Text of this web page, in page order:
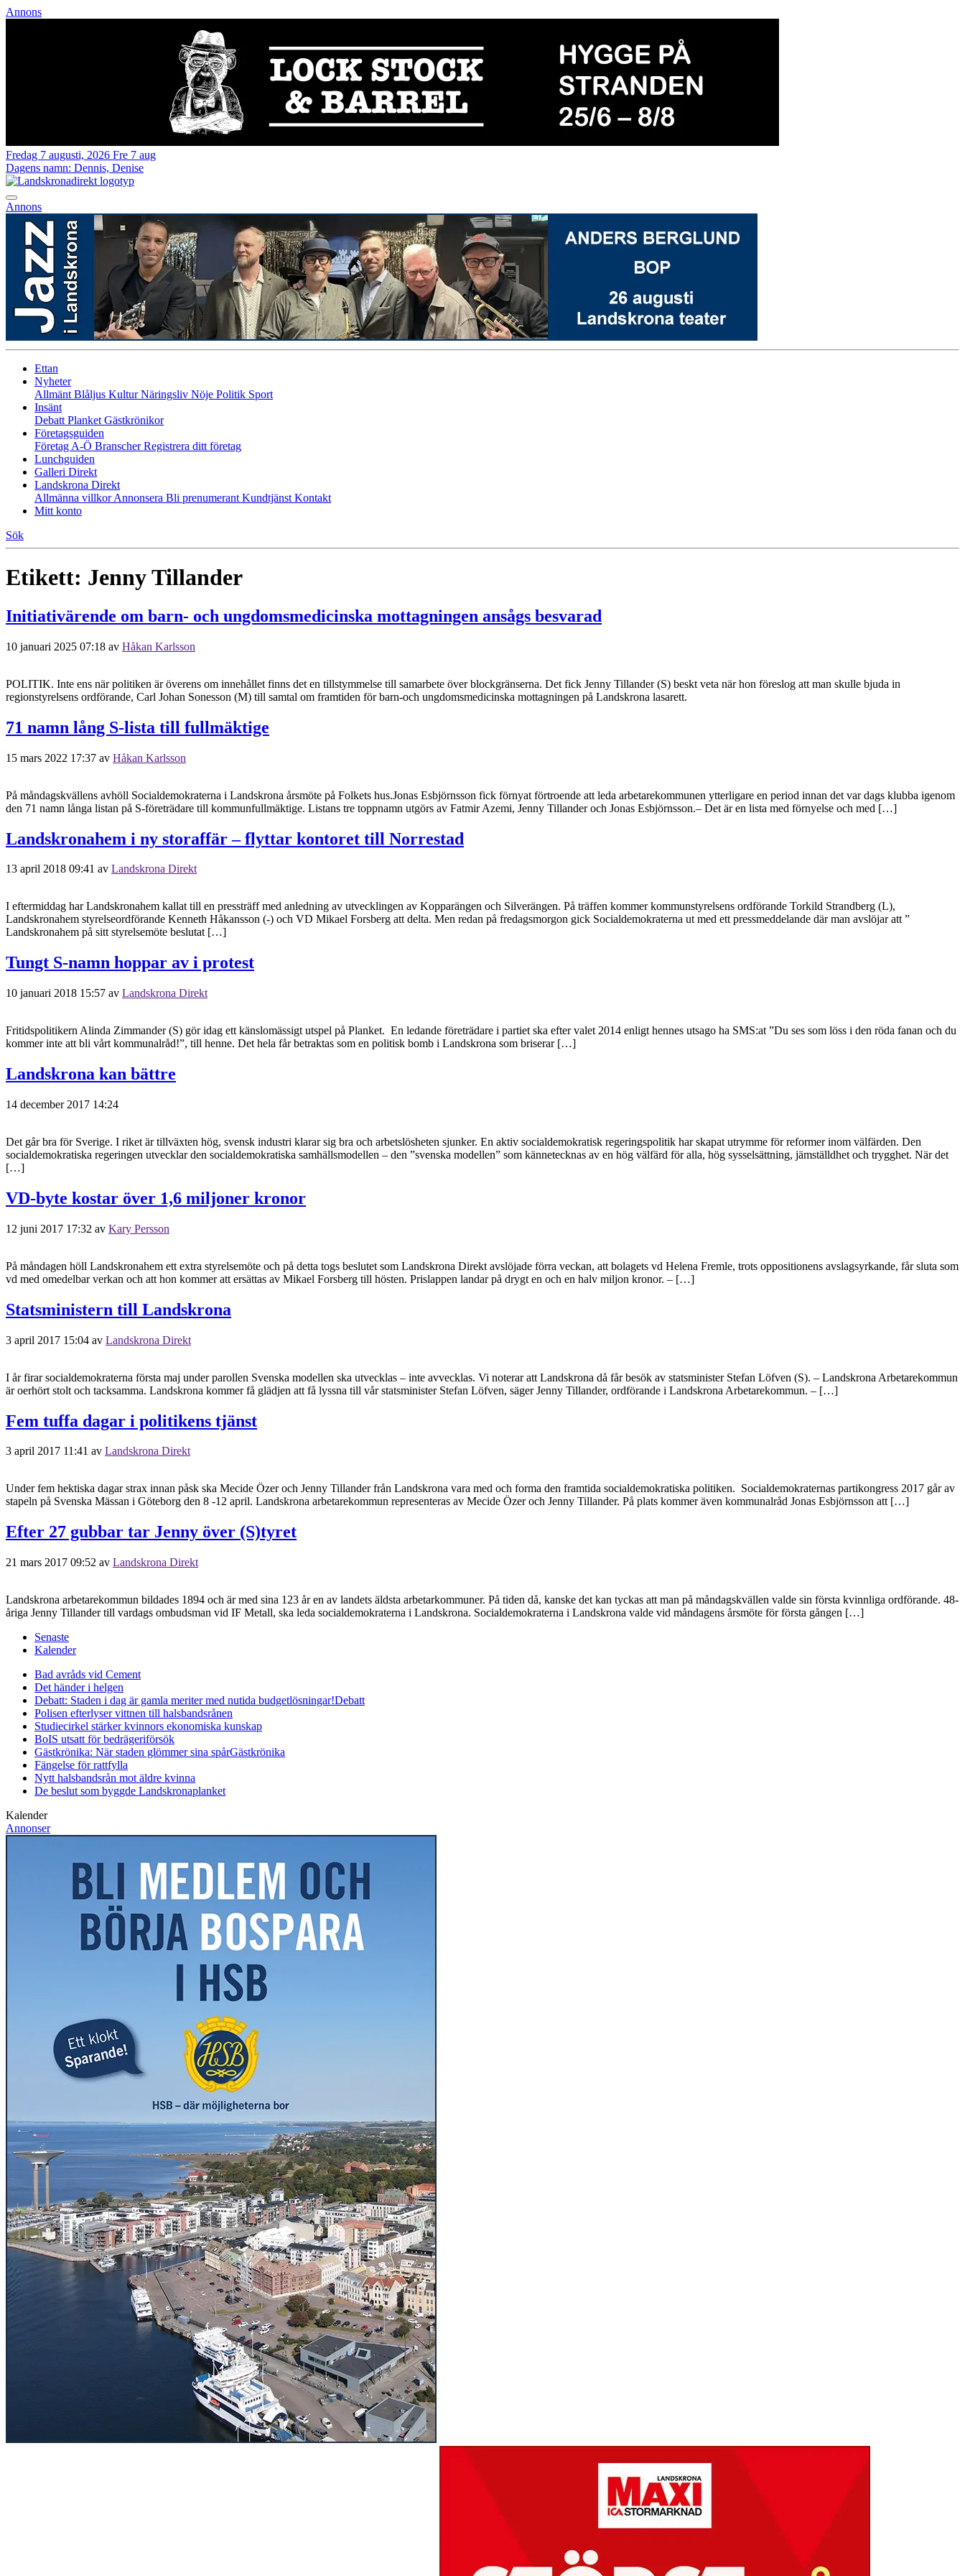
Annons
Fredag 7 augusti, 2026 Fre 7 aug
Dagens namn: Dennis, Denise
Annons
Ettan
Nyheter
Allmänt Blåljus KulturNäringsliv Nöje Politik Sport
Insänt
Debatt Planket Gästkrönikor
Företagsguiden
Företag A-Ö BranscherRegistrera ditt företag
Lunchguiden
Galleri Direkt
Landskrona Direkt
Allmänna villkorAnnonsera Bli prenumerant Kundtjänst Kontakt
Mitt konto
Sök
Etikett: Jenny Tillander
Initiativärende om barn- och ungdomsmedicinska mottagningen ansågs besvarad
10 januari 2025 07:18 av Håkan Karlsson
POLITIK. Inte ens när politiken är överens om innehållet finns det en tillstymmelse till samarbete över blockgränserna. Det fick Jenny Tillander (S) beskt veta när hon föreslog att man skulle bjuda in
regionstyrelsens ordförande, Carl Johan Sonesson (M) till samtal om framtiden för barn-och ungdomsmedicinska mottagningen på Landskrona lasarett.
71 namn lång S-lista till fullmäktige
15 mars 2022 17:37 av Håkan Karlsson
På måndagskvällens avhöll Socialdemokraterna i Landskrona årsmöte på Folkets hus.Jonas Esbjörnsson fick förnyat förtroende att leda arbetarekommunen ytterligare en period innan det var dags klubba igenom
den 71 namn långa listan på S-företrädare till kommunfullmäktige. Listans tre toppnamn utgörs av Fatmir Azemi, Jenny Tillander och Jonas Esbjörnsson.– Det är en lista med förnyelse och med […]
Landskronahem i ny storaffär – flyttar kontoret till Norrestad
13 april 2018 09:41 av Landskrona Direkt
I eftermiddag har Landskronahem kallat till en pressträff med anledning av utvecklingen av Kopparängen och Silverängen. På träffen kommer kommunstyrelsens ordförande Torkild Strandberg (L),
Landskronahem styrelseordförande Kenneth Håkansson (-) och VD Mikael Forsberg att delta. Men redan på fredagsmorgon gick Socialdemokraterna ut med ett pressmeddelande där man avslöjar att ”
Landskronahem på sitt styrelsemöte beslutat […]
Tungt S-namn hoppar av i protest
10 januari 2018 15:57 av Landskrona Direkt
Fritidspolitikern Alinda Zimmander (S) gör idag ett känslomässigt utspel på Planket. En ledande företrädare i partiet ska efter valet 2014 enligt hennes utsago ha SMS:at ”Du ses som löss i den röda fanan och du
kommer inte att bli vårt kommunalråd!”, till henne. Det hela får betraktas som en politisk bomb i Landskrona som briserar […]
Landskrona kan bättre
14 december 2017 14:24
Det går bra för Sverige. I riket är tillväxten hög, svensk industri klarar sig bra och arbetslösheten sjunker. En aktiv socialdemokratisk regeringspolitik har skapat utrymme för reformer inom välfärden. Den
socialdemokratiska regeringen utvecklar den socialdemokratiska samhällsmodellen – den ”svenska modellen” som kännetecknas av en hög välfärd för alla, hög sysselsättning, jämställdhet och trygghet. När det
[…]
VD-byte kostar över 1,6 miljoner kronor
12 juni 2017 17:32 av Kary Persson
På måndagen höll Landskronahem ett extra styrelsemöte och på detta togs beslutet som Landskrona Direkt avslöjade förra veckan, att bolagets vd Helena Fremle, trots oppositionens avslagsyrkande, får sluta som
vd med omedelbar verkan och att hon kommer att ersättas av Mikael Forsberg till hösten. Prislappen landar på drygt en och en halv miljon kronor. – […]
Statsministern till Landskrona
3 april 2017 15:04 av Landskrona Direkt
I år firar socialdemokraterna första maj under parollen Svenska modellen ska utvecklas – inte avvecklas. Vi noterar att Landskrona då får besök av statsminister Stefan Löfven (S). – Landskrona Arbetarekommun
är oerhört stolt och tacksamma. Landskrona kommer få glädjen att få lyssna till vår statsminister Stefan Löfven, säger Jenny Tillander, ordförande i Landskrona Arbetarekommun. – […]
Fem tuffa dagar i politikens tjänst
3 april 2017 11:41 av Landskrona Direkt
Under fem hektiska dagar strax innan påsk ska Mecide Özer och Jenny Tillander från Landskrona vara med och forma den framtida socialdemokratiska politiken. Socialdemokraternas partikongress 2017 går av
stapeln på Svenska Mässan i Göteborg den 8 -12 april. Landskrona arbetarekommun representeras av Mecide Özer och Jenny Tillander. På plats kommer även kommunalråd Jonas Esbjörnsson att […]
Efter 27 gubbar tar Jenny över (S)tyret
21 mars 2017 09:52 av Landskrona Direkt
Landskrona arbetarekommun bildades 1894 och är med sina 123 år en av landets äldsta arbetarkommuner. På tiden då, kanske det kan tyckas att man på måndagskvällen valde sin första kvinnliga ordförande. 48-
åriga Jenny Tillander till vardags ombudsman vid IF Metall, ska leda socialdemokraterna i Landskrona. Socialdemokraterna i Landskrona valde vid måndagens årsmöte för första gången […]
Senaste
Kalender
Bad avråds vid Cement
Det händer i helgen
Debatt: Staden i dag är gamla meriter med nutida budgetlösningar!Debatt
Polisen efterlyser vittnen till halsbandsrånen
Studiecirkel stärker kvinnors ekonomiska kunskap
BoIS utsatt för bedrägeriförsök
Gästkrönika: När staden glömmer sina spårGästkrönika
Fängelse för rattfylla
Nytt halsbandsrån mot äldre kvinna
De beslut som byggde Landskronaplanket
Kalender
Annonser